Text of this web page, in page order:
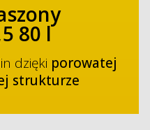
80 l
dzięki porowatej
strukturze